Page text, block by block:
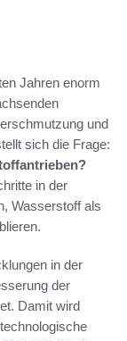
Jahren enorm
und
sich die Frage:
in der
Wasserstoff als
in der
der
Damit wird